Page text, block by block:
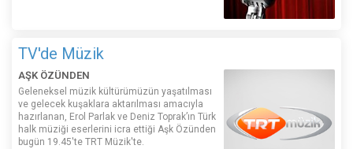
TV'de Müzik
AŞK ÖZÜNDEN
Geleneksel müzik kültürümüzün yaşatılması
ve gelecek kuşaklara aktarılması amacıyla
hazırlanan, Erol Parlak ve Deniz Toprak’ın Türk
halk müziği eserlerini icra ettiği Aşk Özünden
bugün 19.45'te TRT Müzik'te.